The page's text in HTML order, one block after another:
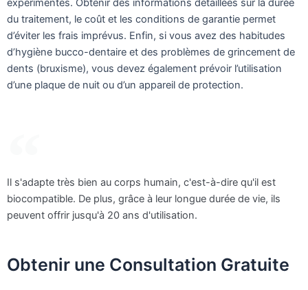
expérimentés. Obtenir des informations détaillées sur la durée
du traitement, le coût et les conditions de garantie permet
d’éviter les frais imprévus. Enfin, si vous avez des habitudes
d’hygiène bucco-dentaire et des problèmes de grincement de
dents (bruxisme), vous devez également prévoir l’utilisation
d’une plaque de nuit ou d’un appareil de protection.
Il s'adapte très bien au corps humain, c'est-à-dire qu'il est
biocompatible. De plus, grâce à leur longue durée de vie, ils
peuvent offrir jusqu'à 20 ans d'utilisation.
Obtenir une Consultation Gratuite